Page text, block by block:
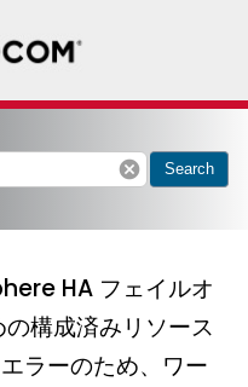
cancel Search
HA フェイルオ
構成済みリソース
ラーのため、ワー